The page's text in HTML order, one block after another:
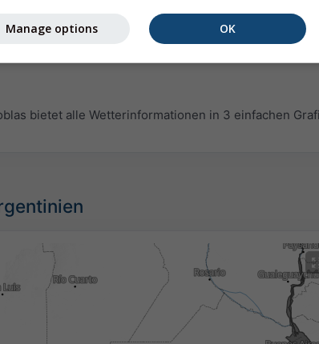
bietet alle Wetterinformationen in 3 einfachen
OK
Manage options